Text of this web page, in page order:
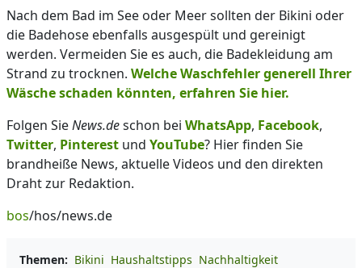
Nach dem Bad im See oder Meer sollten der Bikini oder
die Badehose ebenfalls ausgespült und gereinigt
werden. Vermeiden Sie es auch, die Badekleidung am
Strand zu trocknen. Welche Waschfehler generell Ihrer
Wäsche schaden könnten, erfahren Sie hier.
Folgen SieNews.deschon bei WhatsApp, Facebook,
Twitter, Pinterest und YouTube? Hier finden Sie
brandheiße News, aktuelle Videos und den direkten
Draht zur Redaktion.
bos/hos/news.de
Themen: Bikini Haushaltstipps Nachhaltigkeit